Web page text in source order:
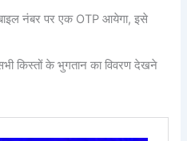
नंबर पर एक OTP आयेगा, इसे
किस्तों के भुगतान का विवरण देखने